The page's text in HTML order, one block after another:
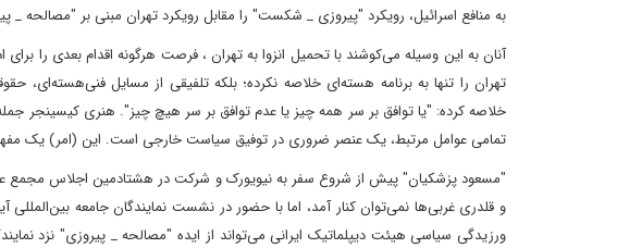
به منافع اسرائیل، رویکرد "پیروزی _ شکست" را مقابل رویکرد تهران مبنی بر "مصالحه _
آنان به این وسیله می‌کوشند با تحمیل انزوا به تهران ، فرصت هرگونه اقدام بعدی را
تهران را تنها به برنامه هسته‌ای‌ خلاصه نکرده‌؛ بلکه تلفیقی از مسایل فنی‌هسته‌ای،
خلاصه کرده: "یا توافق بر سر همه چیز یا عدم توافق بر سر هیچ چیز". هنری کیسینجر
تمامی عوامل مرتبط، یک عنصر ضروری در توفیق سیاست خارجی است. این (امر) یک
"مسعود پزشکیان" پیش از شروع سفر به نیویورک و شرکت در هشتادمین اجلاس مجمع
و قلدری غربی‌ها نمی‌توان کنار آمد، اما با حضور در نشست نمایندگان جامعه
ورزیدگی سیاسی هیئت دیپلماتیک ایرانی می‌تواند از ایده "مصالحه _ پیروزی" نزد